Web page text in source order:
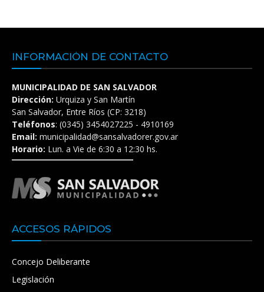
INFORMACIÓN DE CONTACTO
MUNICIPALIDAD DE SAN SALVADOR
Dirección: Urquiza y San Martín
San Salvador, Entre Ríos (CP: 3218)
Teléfonos: (0345) 3454027225 - 4910169
Email: municipalidad@sansalvadorer.gov.ar
Horario: Lun. a Vie de 6:30 a 12:30 hs.
ACCESOS RÁPIDOS
Concejo Deliberante
Legislación